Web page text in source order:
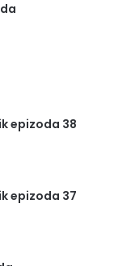
epizoda 38
epizoda 37